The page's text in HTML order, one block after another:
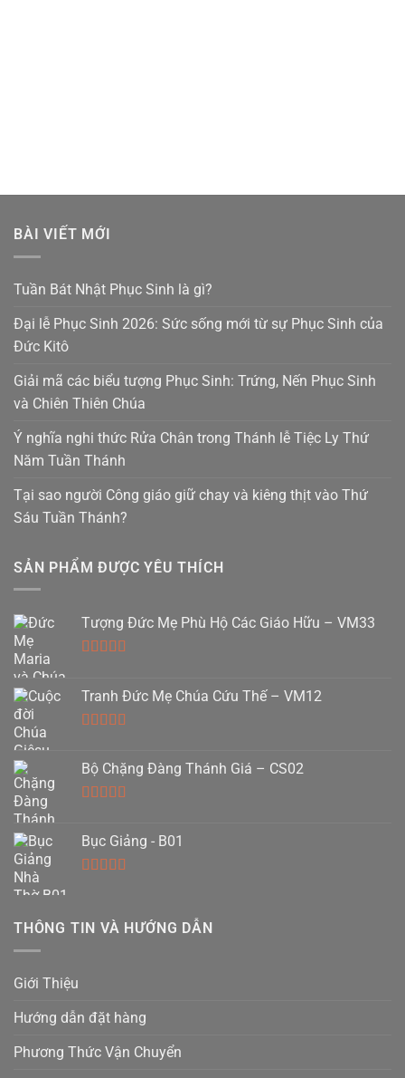
BÀI VIẾT MỚI
Tuần Bát Nhật Phục Sinh là gì?
Đại lễ Phục Sinh 2026: Sức sống mới từ sự Phục Sinh của
Đức Kitô
Giải mã các biểu tượng Phục Sinh: Trứng, Nến Phục Sinh
và Chiên Thiên Chúa
Ý nghĩa nghi thức Rửa Chân trong Thánh lễ Tiệc Ly Thứ
Năm Tuần Thánh
Tại sao người Công giáo giữ chay và kiêng thịt vào Thứ
Sáu Tuần Thánh?
SẢN PHẨM ĐƯỢC YÊU THÍCH
Tượng Đức Mẹ Phù Hộ Các Giáo Hữu – VM33
sao
Tranh Đức Mẹ Chúa Cứu Thế – VM12
sao
Bộ Chặng Đàng Thánh Giá – CS02
sao
Bục Giảng - B01
THÔNG TIN VÀ HƯỚNG DẪN
Giới Thiệu
Hướng dẫn đặt hàng
Phương Thức Vận Chuyển